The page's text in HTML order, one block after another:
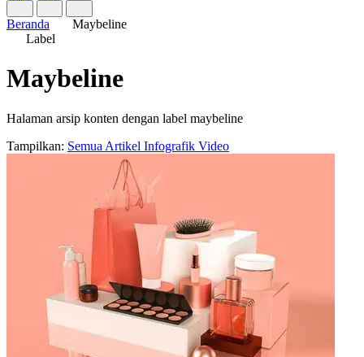
Beranda
Maybeline
Label
Maybeline
Halaman arsip konten dengan label maybeline
Tampilkan: Semua Artikel Infografik Video